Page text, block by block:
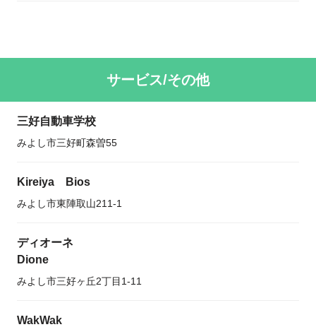
サービス/その他
三好自動車学校
みよし市三好町森曽55
Kireiya Bios
みよし市東陣取山211-1
ディオーネ
Dione
みよし市三好ヶ丘2丁目1-11
WakWak